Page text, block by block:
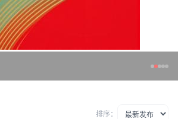
排序：